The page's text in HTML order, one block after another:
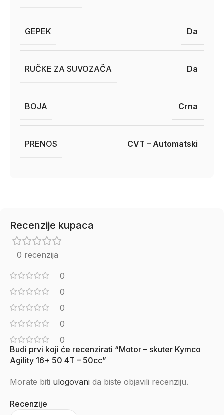
GEPEK Da
RUČKE ZA SUVOZAČA Da
BOJA Crna
PRENOS CVT – Automatski
Recenzije kupaca
0 recenzija
0
0
0
0
0
Recenzije
Budi prvi koji će recenzirati “Motor – skuter Kymco
Agility 16+ 50 4T – 50cc”
Morate biti ulogovani da biste objavili recenziju.